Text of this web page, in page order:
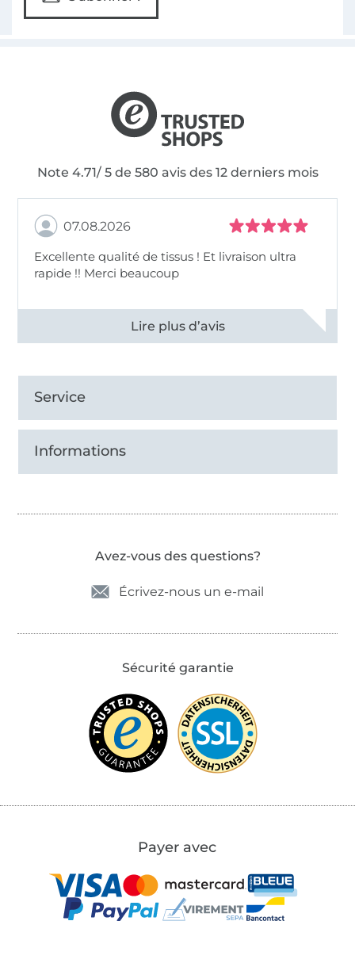
Note 4.71/ 5 de 580 avis des 12 derniers mois
07.08.2026
Excellente qualité de tissus ! Et livraison ultra
rapide !! Merci beaucoup
Voir tous les 11496 commentaires
Service
Informations
Avez-vous des questions?
Écrivez-nous un e-mail
Sécurité garantie
Payer avec